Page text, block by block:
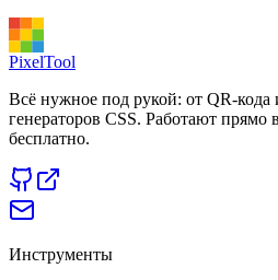
PixelTool
Всё нужное под рукой: от QR-кода
генераторов CSS. Работают прямо
бесплатно.
Инструменты